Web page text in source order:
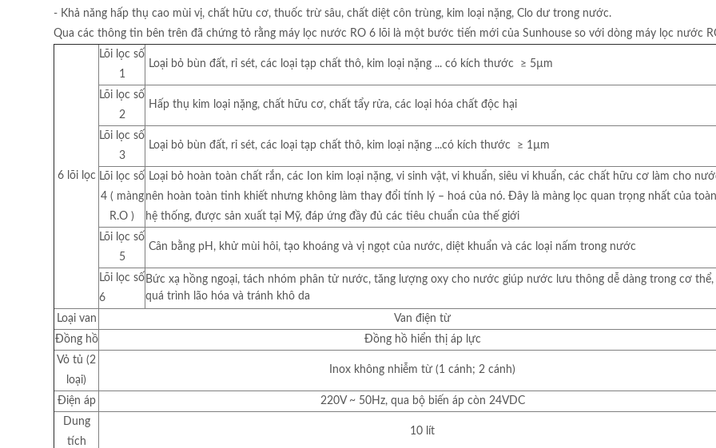
- Khả năng hấp thụ cao mùi vị, chất hữu cơ, thuốc trừ sâu, chất diệt côn trùng, kim loại nặng, Clo dư trong nước.
Qua các thông tin bên trên đã chứng tỏ rằng máy lọc nước RO 6 lõi là một bước tiến mới của Sunhouse so với dòng máy lọc nước
6 lõi lọc
Lõi lọc số
1
Loại bỏ bùn đất, rỉ sét, các loại tạp chất thô, kim loại nặng ... có kích thước ≥ 5µm
Lõi lọc số
2
Hấp thụ kim loại nặng, chất hữu cơ, chất tẩy rửa, các loại hóa chất độc hại
Lõi lọc số
3
Loại bỏ bùn đất, rỉ sét, các loại tạp chất thô, kim loại nặng ...có kích thước ≥ 1µm
Lõi lọc số
4 ( màng
R.O )
Loại bỏ hoàn toàn chất rắn, các Ion kim loại nặng, vi sinh vật, vi khuẩn, siêu vi khuẩn, các chất hữu cơ làm cho
nên hoàn toàn tinh khiết nhưng không làm thay đổi tính lý – hoá của nó. Đây là màng lọc quan trọng nhất của
hệ thống, được sản xuất tại Mỹ, đáp ứng đầy đủ các tiêu chuẩn của thế giới
Lõi lọc số
5
Cân bằng pH, khử mùi hôi, tạo khoáng và vị ngọt của nước, diệt khuẩn và các loại nấm trong nước
Lõi lọc số
6
Bức xạ hồng ngoại, tách nhóm phân tử nước, tăng lượng oxy cho nước giúp nước lưu thông dễ dàng trong cơ thể,
quá trình lão hóa và tránh khô da
Loại van
Van điện từ
Đồng hồ
Đồng hồ hiển thị áp lực
Vỏ tủ (2
loại)
Inox không nhiễm từ (1 cánh; 2 cánh)
Điện áp
220V ~ 50Hz, qua bộ biến áp còn 24VDC
Dung
tích
10 lít